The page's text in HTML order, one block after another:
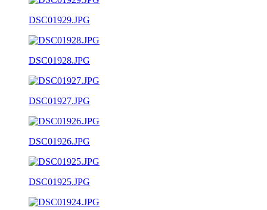
DSC01929.JPG
DSC01928.JPG
DSC01927.JPG
DSC01926.JPG
DSC01925.JPG